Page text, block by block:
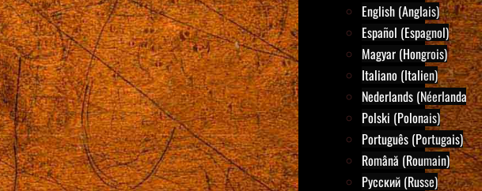
English (Anglais)
Español (Espagnol)
Magyar (Hongrois)
Italiano (Italien)
Nederlands (Néerlandais)
Polski (Polonais)
Português (Portugais)
Română (Roumain)
Русский (Russe)